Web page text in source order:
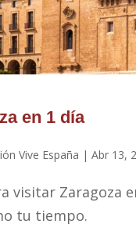
en 1 día
Vive España |Abr 13,
visitar Zaragoza
tu tiempo.